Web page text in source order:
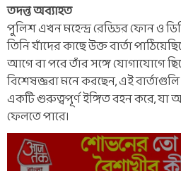
তদন্ত অব্যাহত
পুলিশ এখন মহেন্দ্র রেড্ডির ফোন ও
তিনি যাঁদের কাছে উক্ত বার্তা
আগে বা পরে তাঁর সঙ্গে যোগাযোগে
বিশেষজ্ঞরা মনে করছেন, এই
একটি গুরুত্বপূর্ণ ইঙ্গিত বহন করে, যা
ফেলতে পারে।